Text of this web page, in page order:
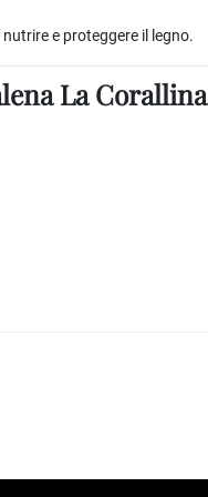
e proteggere il legno.
La Corallina